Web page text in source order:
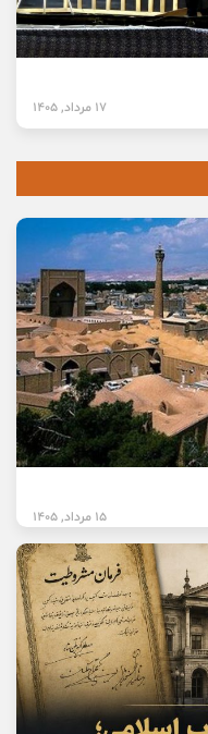
17 مرداد, 1405
15 مرداد, 1405